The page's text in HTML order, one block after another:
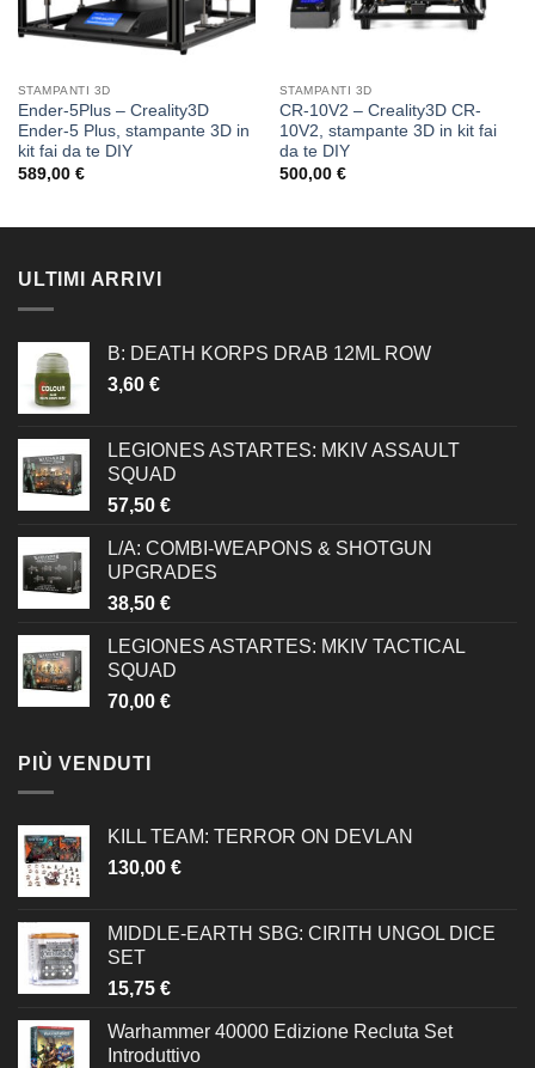
STAMPANTI 3D
Ender-5Plus – Creality3D
Ender-5 Plus, stampante 3D in
kit fai da te DIY
589,00 €
STAMPANTI 3D
CR-10V2 – Creality3D CR-
10V2, stampante 3D in kit fai
da te DIY
500,00 €
ULTIMI ARRIVI
B: DEATH KORPS DRAB 12ML ROW
3,60 €
LEGIONES ASTARTES: MKIV ASSAULT
SQUAD
57,50 €
L/A: COMBI-WEAPONS & SHOTGUN
UPGRADES
38,50 €
LEGIONES ASTARTES: MKIV TACTICAL
SQUAD
70,00 €
PIÙ VENDUTI
KILL TEAM: TERROR ON DEVLAN
130,00 €
MIDDLE-EARTH SBG: CIRITH UNGOL DICE
SET
15,75 €
Warhammer 40000 Edizione Recluta Set
Introduttivo